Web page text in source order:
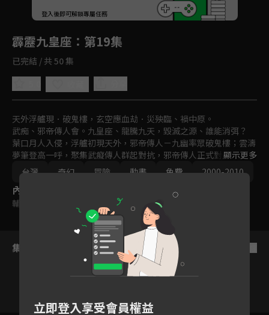
登入後即可解鎖專屬任務
霹靂九皇座 ：第19集
已完結 / 共 50 集
天外浮艫現．破鬼樓，玄空應血劫．災殃臨、禍中原。
武痴、邪帝傳人會。九皇座、龍騰九天，毀滅之源、誰能消弭？
葉口月人入侵，浮艫初現天外，邪帝傳人－九幽率眾破鬼樓；雲濤
夢筆登高一呼，聚集武癡傳人群起對抗，邪帝傳人正式對上武癡傳
人！鬼樓被破，武林為眾惡鬼所亂，惡魂附體無聲無息，陰謀、災
殃四起，受其害者正為中原武林群雄！一頁書、素還真入世，能阻
止此一玄空血劫嗎？九皇座之謎又有誰能解之？
顯示更多
台灣
奇幻 冒險 動畫 免費 2000-2010
內容標籤
輔導十二歲級
集數列表
立即登入享受會員權益